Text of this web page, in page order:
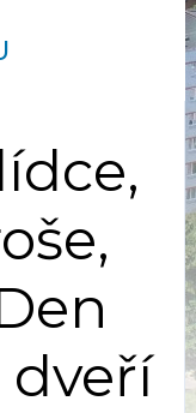
dveří